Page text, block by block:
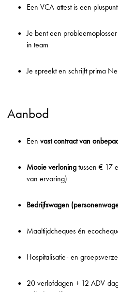
Een VCA-attest is een pluspunt
Je bent een
in team
Je spreekt en schrijft prima
Aanbod
Een vast contract van
Mooie verloningtussen € 17
van ervaring)
Bedrijfswagen
Maaltijdcheques én
Hospitalisatie- en
20 verlofdagen + 12 ADV-